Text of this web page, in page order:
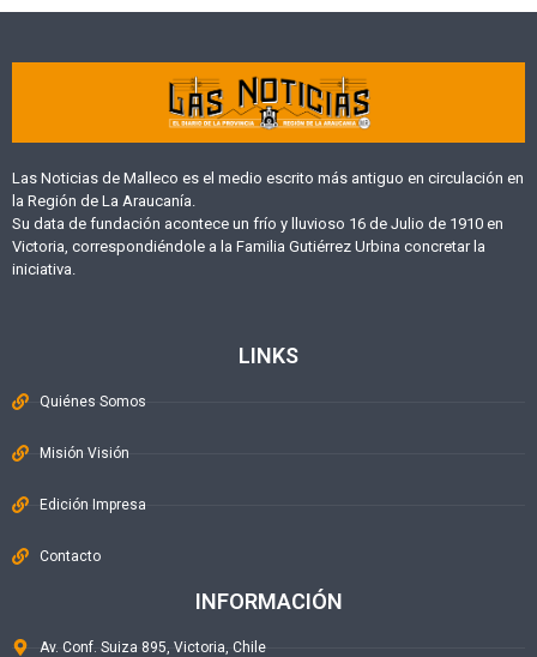
Las Noticias de Malleco es el medio escrito más antiguo en circulación en
la Región de La Araucanía.
Su data de fundación acontece un frío y lluvioso 16 de Julio de 1910 en
Victoria, correspondiéndole a la Familia Gutiérrez Urbina concretar la
iniciativa.
LINKS
Quiénes Somos
Misión Visión
Edición Impresa
Contacto
INFORMACIÓN
Av. Conf. Suiza 895, Victoria, Chile